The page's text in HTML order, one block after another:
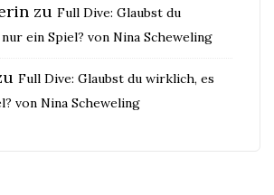
zu Full Dive: Glaubst du
ein Spiel? von Nina Scheweling
Full Dive: Glaubst du wirklich, es
von Nina Scheweling